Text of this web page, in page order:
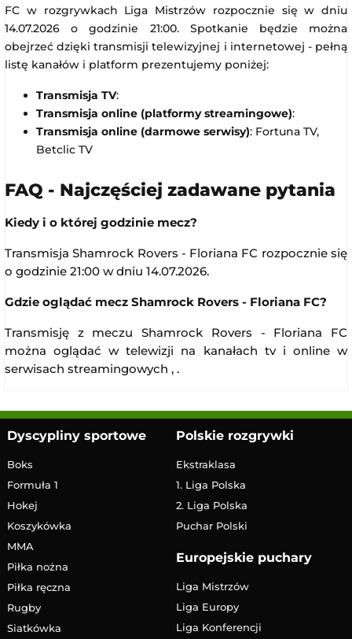
FC w rozgrywkach Liga Mistrzów rozpocznie się w dniu
14.07.2026 o godzinie 21:00. Spotkanie będzie można
obejrzeć dzięki transmisji telewizyjnej i internetowej - pełną
listę kanałów i platform prezentujemy poniżej:
Transmisja TV:
Transmisja online (platformy streamingowe):
Transmisja online (darmowe serwisy): Fortuna TV,
Betclic TV
FAQ - Najczęściej zadawane pytania
Kiedy i o której godzinie mecz?
Transmisja Shamrock Rovers - Floriana FC rozpocznie się
o godzinie 21:00 w dniu 14.07.2026.
Gdzie oglądać mecz Shamrock Rovers - Floriana FC?
Transmisję z meczu Shamrock Rovers - Floriana FC
można oglądać w telewizji na kanałach tv i online w
serwisach streamingowych , .
Dyscypliny sportowe
Boks
Formuła 1
Hokej
Koszykówka
MMA
Piłka nożna
Piłka ręczna
Rugby
Siatkówka
Polskie rozgrywki
Ekstraklasa
1. Liga Polska
2. Liga Polska
Puchar Polski
Europejskie puchary
Liga Mistrzów
Liga Europy
Liga Konferencji